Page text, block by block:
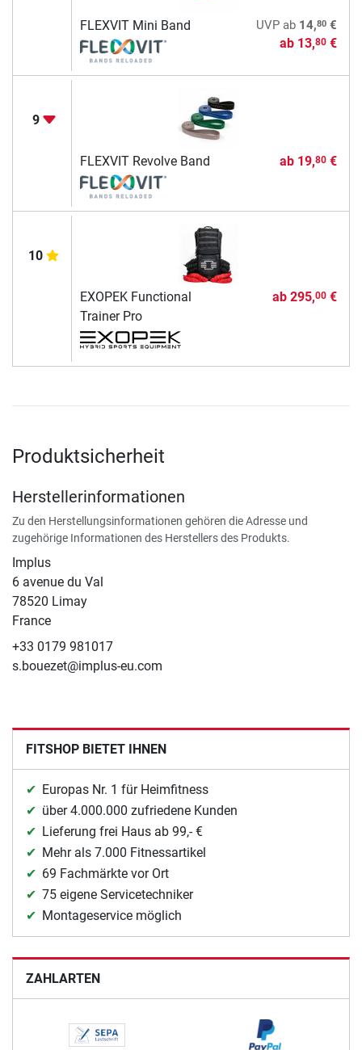
FLEXVIT Mini Band UVPab 14,80€
ab 13,80€
9
FLEXVIT Revolve Band ab 19,80€
10
EXOPEK Functional
Trainer Pro
ab 295,00€
Produktsicherheit
Herstellerinformationen
Zu den Herstellungsinformationen gehören die Adresse und
zugehörige Informationen des Herstellers des Produkts.
Implus
6 avenue du Val
78520 Limay
France
+33 0179 981017
s.bouezet@implus-eu.com
FITSHOP BIETET IHNEN
Europas Nr. 1 für Heimfitness
über 4.000.000 zufriedene Kunden
Lieferung frei Haus ab 99,- €
Mehr als 7.000 Fitnessartikel
69 Fachmärkte vor Ort
75 eigene Servicetechniker
Montageservice möglich
ZAHLARTEN